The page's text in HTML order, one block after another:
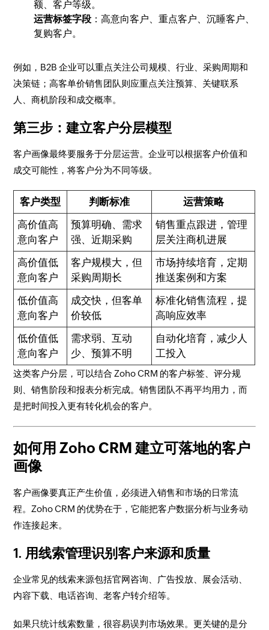
额、客户等级。
运营标签字段 ：高意向客户、重点客户、沉睡客户、
复购客户。
例如，B2B 企业可以重点关注公司规模、行业、采购周期和
决策链；高客单价销售团队则应重点关注预算、关键联系
人、商机阶段和成交概率。
第三步：建立客户分层模型
客户画像最终要服务于分层运营。企业可以根据客户价值和
成交可能性，将客户分为不同等级。
客户类型 判断标准
运营策略
高价值高
意向客户
预算明确、需求
强、近期采购
销售重点跟进，管理
层关注商机进展
高价值低
意向客户
客户规模大，但
采购周期长
市场持续培育，定期
推送案例和方案
低价值高
意向客户
成交快，但客单
价较低
标准化销售流程，提
高响应效率
低价值低
意向客户
需求弱、互动
少、预算不明
自动化培育，减少人
工投入
这类客户分层，可以结合 Zoho CRM 的客户标签、评分规
则、销售阶段和报表分析完成。销售团队不再平均用力，而
是把时间投入更有转化机会的客户。
如何用 Zoho CRM 建立可落地的客户
画像
客户画像要真正产生价值，必须进入销售和市场的日常流
程。Zoho CRM 的优势在于，它能把客户数据分析与业务动
作连接起来。
1. 用线索管理识别客户来源和质量
企业常见的线索来源包括官网咨询、广告投放、展会活动、
内容下载、电话咨询、老客户转介绍等。
如果只统计线索数量，很容易误判市场效果。更关键的是分